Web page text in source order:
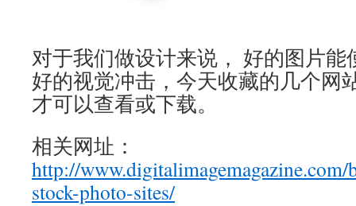
对于我们做设计来说， 好的图片
好的视觉冲击，今天收藏的几个网
才可以查看或下载。
相关网址：
http://
stock-photo-sites/